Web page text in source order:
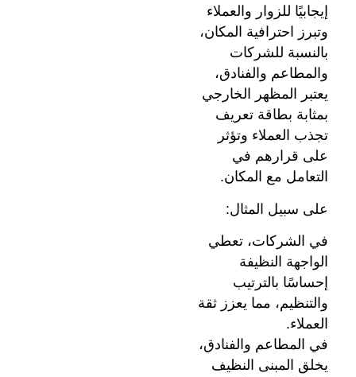
إيجابيًا للزوار والعملاء
وتبرز احترافية المكان،
بالنسبة للشركات
والمطاعم والفنادق،
يعتبر المظهر الخارجي
بمثابة بطاقة تعريف
تجذب العملاء وتؤثر
على قرارهم في
التعامل مع المكان.
على سبيل المثال:
في الشركات، تعطي
الواجهة النظيفة
إحساسًا بالترتيب
والتنظيم، مما يعزز ثقة
العملاء.
في المطاعم والفنادق،
يخلق المبنى النظيف